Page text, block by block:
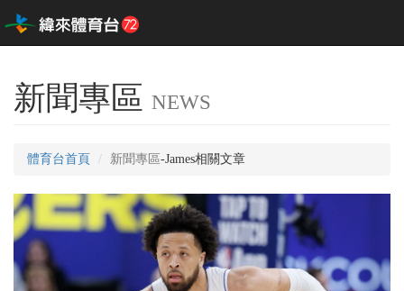
新聞專區 NEWS
體育台首頁 新聞專區-James相關文章